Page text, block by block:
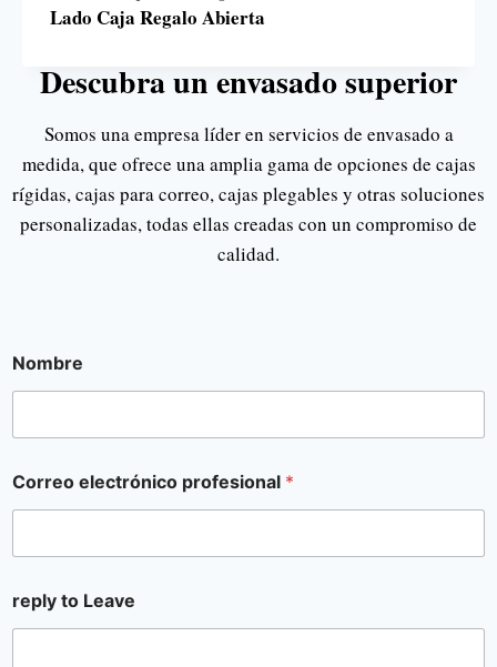
Lado Caja Regalo Abierta
Descubra un envasado superior
Somos una empresa líder en servicios de envasado a
medida, que ofrece una amplia gama de opciones de cajas
rígidas, cajas para correo, cajas plegables y otras soluciones
personalizadas, todas ellas creadas con un compromiso de
calidad.
Nombre
Correo electrónico profesional *
reply to Leave